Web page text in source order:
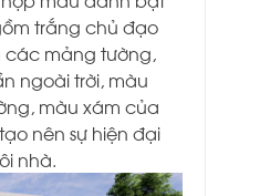
trắng chủ đạo
các mảng tường,
ngoài trời, màu
màu xám của
nên sự hiện đại
nhà.